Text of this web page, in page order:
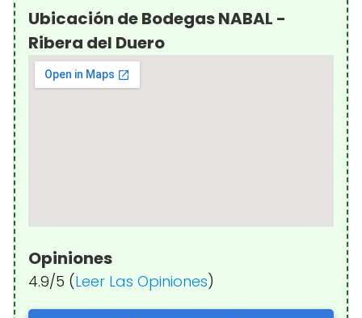
Ubicación de Bodegas NABAL -
Ribera del Duero
Opiniones
4.9/5 (Leer Las Opiniones)